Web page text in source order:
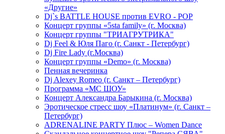
«Другие»
Dj`s BATTLE HOUSE против EVRO - POP
Концерт группы «5sta family» (г. Москва)
Концерт группы "ТРИАГРУТРИКА"
Dj Feel & Юля Паго (г. Санкт - Петербург)
Dj Fire Lady (г.Москва)
Концерт группы «Demo» (г. Москва)
Пенная вечеринка
Dj Alexey Romeo (г. Санкт – Петербург)
Программа «МС ШОУ»
Концерт Александра Барыкина (г. Москва)
Эротическое стресс шоу «Платинум» (г. Санкт –
Петербург)
ADRENALINE PARTY Плюс – Women Dance